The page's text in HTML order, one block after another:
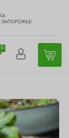
ЗАПОРОЖЬЕ
0